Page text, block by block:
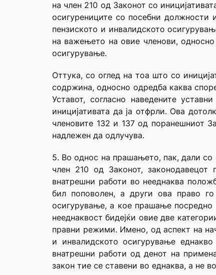
на член 210 од Законот со
осигурениците со посебни
пензиското и инвалидското
на важењето на овие членови,
осигурување.
Оттука, со оглед на тоа што со
содржина, односно одредба каква
Уставот, согласно наведените
иницијативата да ја отфрли. Ова
членовите 132 и 137 од поранешниот
надлежен да одлучува.
5. Во однос на прашањето, пак, дали со
член 210 од Законот,
внатрешни работи во нееднаква
бил поповолен, а други ова право
осигурување, а кое прашање посредно
нееднаквост бидејќи овие две
правни режими. Имено, од аспект на
и инвалидското осигурување
внатрешни работи од денот на
закон тие се ставени во еднаква, а не